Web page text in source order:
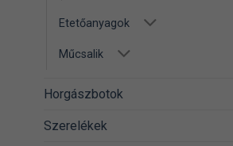
Etetőanyagok
Műcsalik
Horgászbotok
Szerelékek